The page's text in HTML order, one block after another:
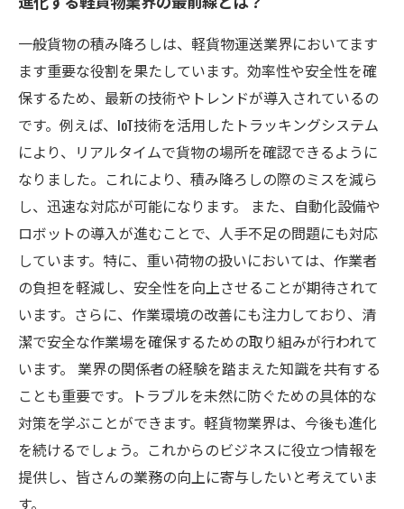
一般貨物の積み降ろしは、軽貨物運送業界においてます
ます重要な役割を果たしています。効率性や安全性を確
保するため、最新の技術やトレンドが導入されているの
です。例えば、IoT技術を活用したトラッキングシステム
により、リアルタイムで貨物の場所を確認できるように
なりました。これにより、積み降ろしの際のミスを減ら
し、迅速な対応が可能になります。 また、自動化設備や
ロボットの導入が進むことで、人手不足の問題にも対応
しています。特に、重い荷物の扱いにおいては、作業者
の負担を軽減し、安全性を向上させることが期待されて
います。さらに、作業環境の改善にも注力しており、清
潔で安全な作業場を確保するための取り組みが行われて
います。 業界の関係者の経験を踏まえた知識を共有する
ことも重要です。トラブルを未然に防ぐための具体的な
対策を学ぶことができます。軽貨物業界は、今後も進化
を続けるでしょう。これからのビジネスに役立つ情報を
提供し、皆さんの業務の向上に寄与したいと考えていま
す。